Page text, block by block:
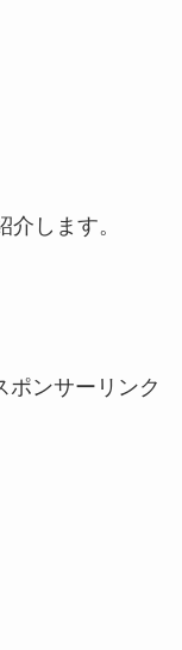
します。
ポンサーリンク